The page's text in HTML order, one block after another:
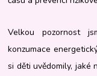
Velkou pozornost
konzumace
si děti uvědomily, jaké